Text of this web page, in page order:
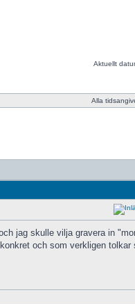
Aktuellt
Alla
jag skulle vilja gravera in
och som verkligen